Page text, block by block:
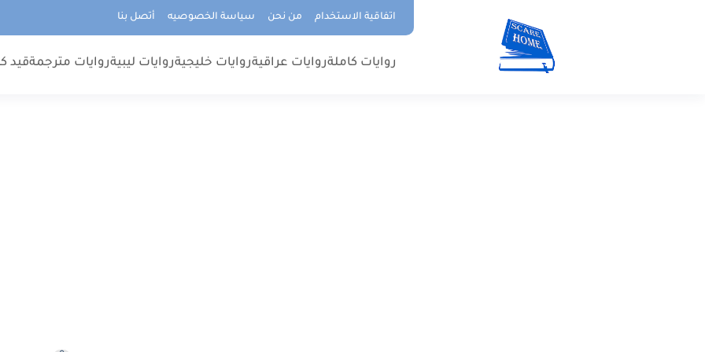
اتفاقية الاستخدام من نحن سياسة الخصوصيه أتصل بنا
روايات كاملةروايات عراقيةروايات خليجيةروايات ليبيةروايات مترجمةقيد